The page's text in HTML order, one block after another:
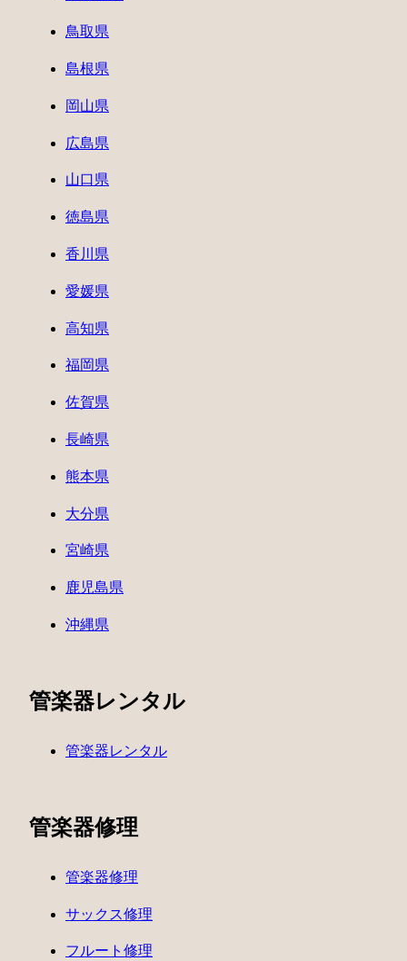
鳥取県
島根県
岡山県
広島県
山口県
徳島県
香川県
愛媛県
高知県
福岡県
佐賀県
長崎県
熊本県
大分県
宮崎県
鹿児島県
沖縄県
管楽器レンタル
管楽器レンタル
管楽器修理
管楽器修理
サックス修理
フルート修理